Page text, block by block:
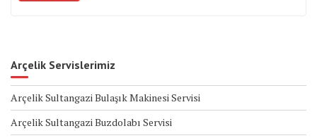
Arçelik Servislerimiz
Arçelik Sultangazi Bulaşık Makinesi Servisi
Arçelik Sultangazi Buzdolabı Servisi